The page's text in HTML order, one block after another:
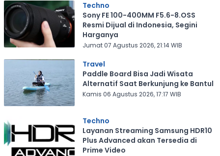
Techno
Sony FE 100-400MM F5.6-8.OSS
Resmi Dijual di Indonesia, Segini
Harganya
Jumat 07 Agustus 2026, 21:14 WIB
Travel
Paddle Board Bisa Jadi Wisata
Alternatif Saat Berkunjung ke Bantul
Kamis 06 Agustus 2026, 17:17 WIB
Techno
Layanan Streaming Samsung HDR10
Plus Advanced akan Tersedia di
Prime Video